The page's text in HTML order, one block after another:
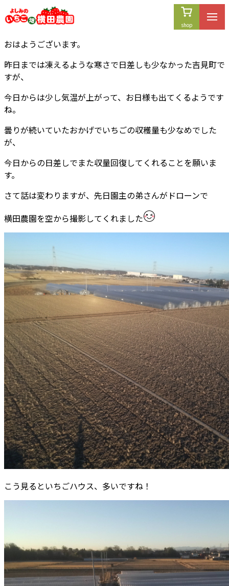
内
容
ス
キ
ッ
プ
おはようございます。
昨日までは凍えるような寒さで日差しも少なかった吉見町で
すが、
今日からは少し気温が上がって、お日様も出てくるようです
ね。
曇りが続いていたおかげでいちごの収穫量も少なめでした
が、
今日からの日差しでまた収量回復してくれることを願いま
す。
さて話は変わりますが、先日園主の弟さんがドローンで
横田農園を空から撮影してくれました
こう見るといちごハウス、多いですね！